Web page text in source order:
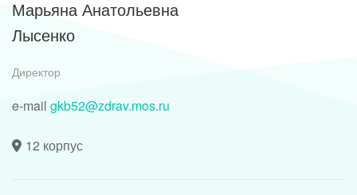
Марьяна Анатольевна
Лысенко
Директор
e-mail gkb52@zdrav.mos.ru
12 корпус